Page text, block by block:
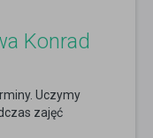
Konrad
Uczymy
zajęć